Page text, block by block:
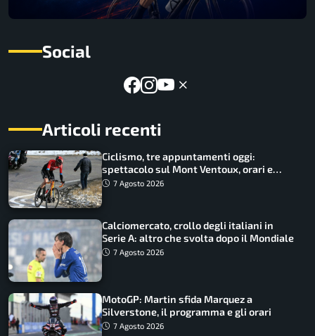
Social
Articoli recenti
Ciclismo, tre appuntamenti oggi:
spettacolo sul Mont Ventoux, orari e
come vederli
7 Agosto 2026
Calciomercato, crollo degli italiani in
Serie A: altro che svolta dopo il Mondiale
7 Agosto 2026
MotoGP: Martin sfida Marquez a
Silverstone, il programma e gli orari
7 Agosto 2026